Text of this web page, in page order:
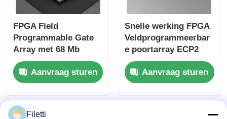
FPGA Field
Programmable Gate
Array met 68 Mb
Block RAM voor hoge
snelheid en
configureerbare
omvormers
Aanvraag sturen
Snelle werking FPGA
Veldprogrammeerbar
e poortarray ECP2
met analoge
voedingsspanning 2,7
V tot 5,5 V
Aanvraag sturen
Filetti